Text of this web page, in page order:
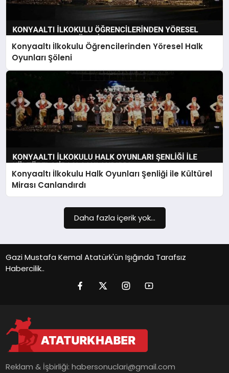
YAŞAM
Konyaaltı İlkokulu Öğrencilerinden Yöresel Halk
Oyunları Şöleni
Konyaaltı İlkokulu Halk Oyunları Şenliği ile Kültürel
Mirası Canlandırdı
Daha fazla içerik yok...
Gazi Mustafa Kemal Atatürk'ün Işığında Tarafsız
Habercilik..
Reklam & İşbirliği:habersonuclari@gmail.com